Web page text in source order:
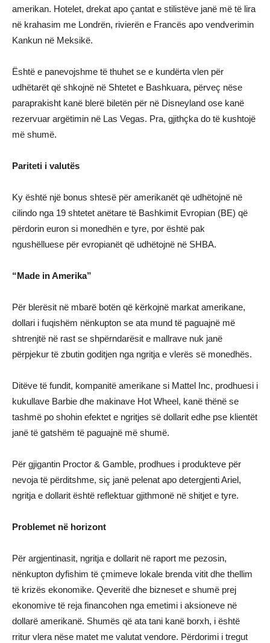
amerikan. Hotelet, drekat apo çantat e stilistëve janë më të lira
në krahasim me Londrën, rivierën e Francës apo vendverimin
Kankun në Meksikë.
Është e panevojshme të thuhet se e kundërta vlen për
udhëtarët që shkojnë në Shtetet e Bashkuara, përveç nëse
paraprakisht kanë blerë biletën për në Disneyland ose kanë
rezervuar argëtimin në Las Vegas. Pra, gjithçka do të kushtojë
më shumë.
Pariteti i valutës
Ky është një bonus shtesë për amerikanët që udhëtojnë në
cilindo nga 19 shtetet anëtare të Bashkimit Evropian (BE) që
përdorin euron si monedhën e tyre, por është pak
ngushëlluese për evropianët që udhëtojnë në SHBA.
“Made in Amerika”
Për blerësit në mbarë botën që kërkojnë markat amerikane,
dollari i fuqishëm nënkupton se ata mund të paguajnë më
shtrenjtë në rast se shpërndarësit e mallrave nuk janë
përpjekur të zbutin goditjen nga ngritja e vlerës së monedhës.
Ditëve të fundit, kompanitë amerikane si Mattel Inc, prodhuesi i
kukullave Barbie dhe makinave Hot Wheel, kanë thënë se
tashmë po shohin efektet e ngritjes së dollarit edhe pse klientët
janë të gatshëm të paguajnë më shumë.
Për gjigantin Proctor & Gamble, prodhues i produkteve për
nevoja të përditshme, siç janë pelenat apo detergjenti Ariel,
ngritja e dollarit është reflektuar gjithmonë në shitjet e tyre.
Problemet në horizont
Për argjentinasit, ngritja e dollarit në raport me pezosin,
nënkupton dyfishim të çmimeve lokale brenda vitit dhe thellim
të krizës ekonomike. Qeveritë dhe bizneset e shumë prej
ekonomive të reja financohen nga emetimi i aksioneve në
dollarë amerikanë. Shumës që ata tani kanë borxh, i është
rritur vlera nëse matet me valutat vendore. Përdorimi i tregut